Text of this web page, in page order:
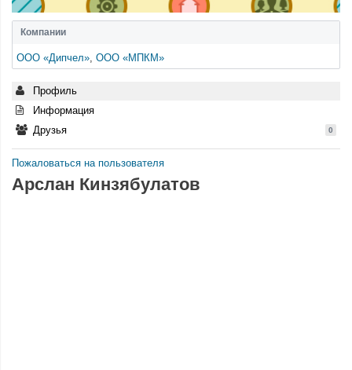
Компании
ООО «Дипчел», ООО «МПКМ»
Профиль
Информация
Друзья
0
Пожаловаться на пользователя
Арслан Кинзябулатов